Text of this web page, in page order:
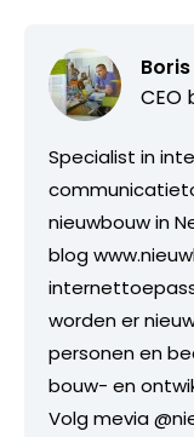
CEO
Specialist in
nieuwbouw in
blog
worden er
personen en
bouw- en
Volg mevia